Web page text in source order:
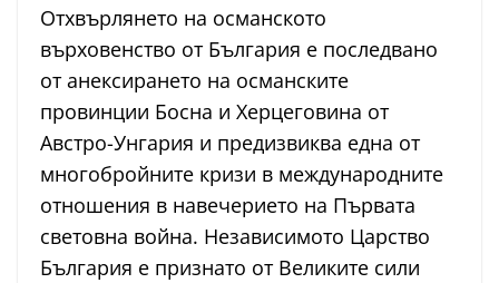
Отхвърлянето на османското
върховенство от България е последвано
от анексирането на османските
провинции Босна и Херцеговина от
Австро-Унгария и предизвиква една от
многобройните кризи в международните
отношения в навечерието на Първата
световна война. Независимото Царство
България е признато от Великите сили